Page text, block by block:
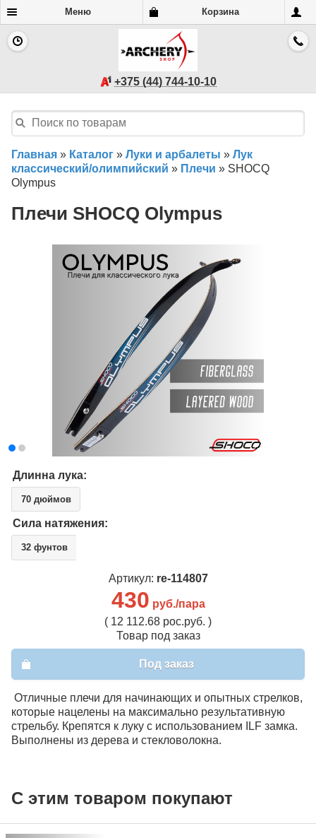
Меню Корзина
+375 (44) 744-10-10
Главная » Каталог » Луки и арбалеты » Лук
классический/олимпийский » Плечи » SHOCQ
Olympus
Плечи SHOCQ Olympus
Длинна лука:
70 дюймов
Сила натяжения:
32 фунтов
Артикул: re-114807
430 руб./пара
( 12 112.68 рос.руб. )
Товар под заказ
Под заказ
Отличные плечи для начинающих и опытных стрелков,
которые нацелены на максимально результативную
стрельбу. Крепятся к луку с использованием ILF замка.
Выполнены из дерева и стекловолокна.
С этим товаром покупают